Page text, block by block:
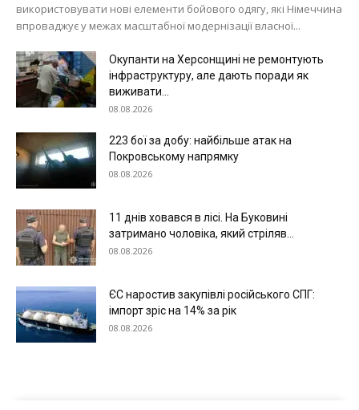
використовувати нові елементи бойового одягу, які Німеччина
впроваджує у межах масштабної модернізації власної...
Окупанти на Херсонщині не ремонтують
інфраструктуру, але дають поради як
виживати...
08.08.2026
223 бої за добу: найбільше атак на
Покровському напрямку
08.08.2026
11 днів ховався в лісі. На Буковині
затримано чоловіка, який стріляв...
08.08.2026
ЄС наростив закупівлі російського СПГ:
імпорт зріс на 14% за рік
08.08.2026